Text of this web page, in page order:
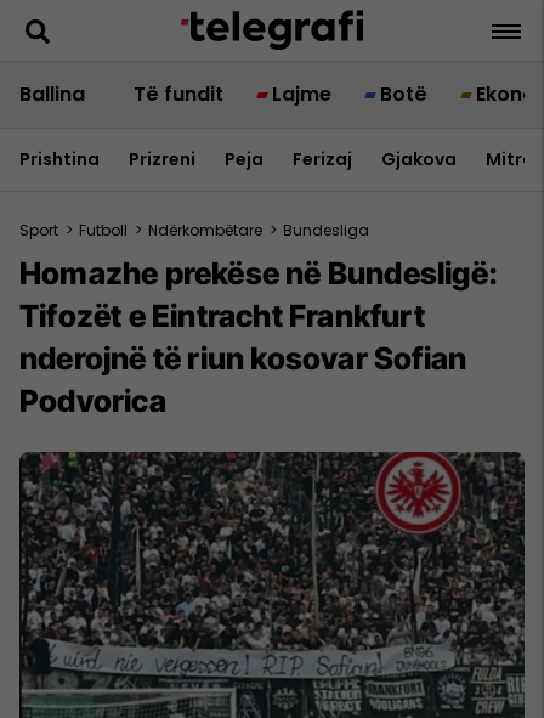
Ballina Të fundit Lajme Botë
Prishtina Prizreni Peja Ferizaj Gjakova
Sport > Futboll > Ndërkombëtare > Bundesliga
Homazhe prekëse në Bundesligë:
Tifozët e Eintracht Frankfurt
nderojnë të riun kosovar Sofian
Podvorica